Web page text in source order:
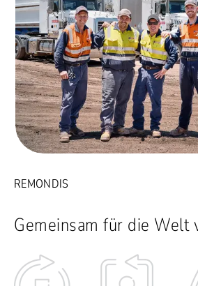
REMONDIS
Gemeinsam für die Welt